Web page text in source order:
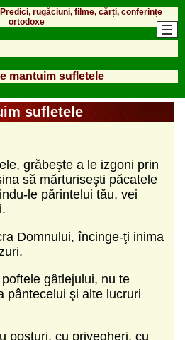
rugăciuni, filme, cărți, conferințe
ortodoxe
mantuim sufletele
sufletele
grăbeşte a le izgoni prin
să mărturiseşti păcatele
le părintelui tău, vei
Domnului, încinge-ţi inima
gâtlejului, nu te
pântecelui şi alte lucruri
posturi, cu privegheri, cu